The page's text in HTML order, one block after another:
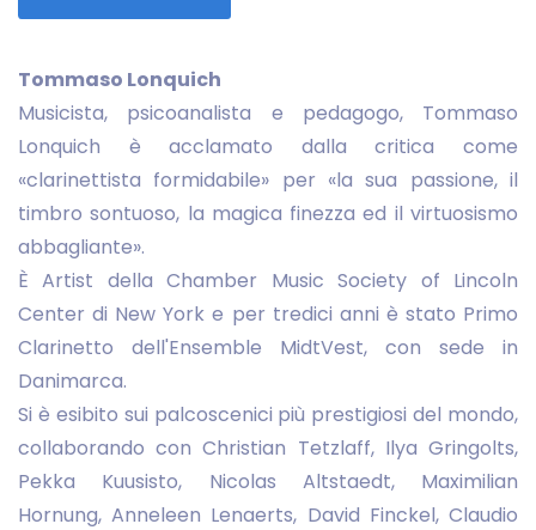
Tommaso Lonquich
Musicista, psicoanalista e pedagogo, Tommaso
Lonquich è acclamato dalla critica come
«clarinettista formidabile» per «la sua passione, il
timbro sontuoso, la magica finezza ed il virtuosismo
abbagliante».
È Artist della Chamber Music Society of Lincoln
Center di New York e per tredici anni è stato Primo
Clarinetto dell'Ensemble MidtVest, con sede in
Danimarca.
Si è esibito sui palcoscenici più prestigiosi del mondo,
collaborando con Christian Tetzlaff, Ilya Gringolts,
Pekka Kuusisto, Nicolas Altstaedt, Maximilian
Hornung, Anneleen Lenaerts, David Finckel, Claudio